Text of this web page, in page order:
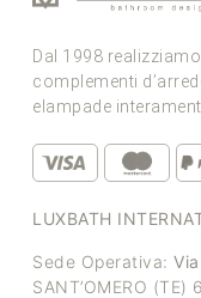
Dal 1998
complementi
elampade
LUXBATH
Sede Operativa:
SANT’OMERO (TE)